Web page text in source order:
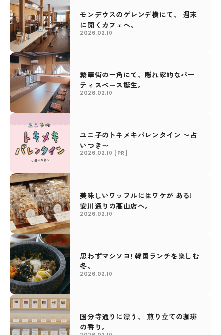
モンデウスのゲレンデ横にて、 週末
に開くカフェへ。
2026.02.10
繁華街の一角にて、隠れ家的なパー
ティスペース誕生。
2026.02.10
ユニ子のトキメキバレンタイン 〜占
いつき〜
2026.02.10 [PR]
美味しいワッフルにはワケが ある!
安川通りの高山店へ。
2026.02.10
思わずマシソヨ! 韓国ランチを楽しむ
冬。
2026.02.10
国分寺通りに漂う、 煎り立ての珈琲
の香り。